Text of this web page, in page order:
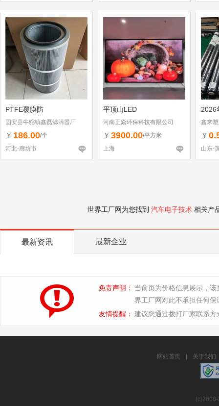
PTFE覆膜防
固安县牛驼镇鑫磊滤清器厂
￥ 186.00/个
河北-廊坊市
平顶山LED
河南正焱环保科技有限公司
￥ 3900.00/平方米
上海
2026
鑫来
￥
山东-
世界工厂网为您找到 汽车电子技术 相关产
最新资讯 最新企业
免责声明：
当前页为价格信息展示，
界工厂网对此不承担任何保
友情提醒： 建议您通过拨打厂家联系
网站首页 关于我们